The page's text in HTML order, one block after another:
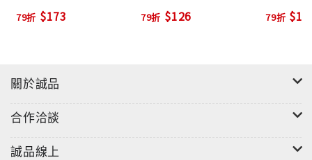
79折 $173 79折 $126 79折
關於誠品
合作洽談
誠品線上